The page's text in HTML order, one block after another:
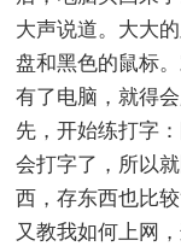
大声说道。大大
盘和黑色的鼠标
有了电脑，就得
先，开始练打字
会打字了，所以
西，存东西也比
又教我如何上网